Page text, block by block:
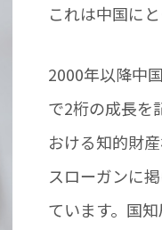
これは中国に
2000年以降中
で2桁の成長を
おける知的財
スローガンに
ています。国